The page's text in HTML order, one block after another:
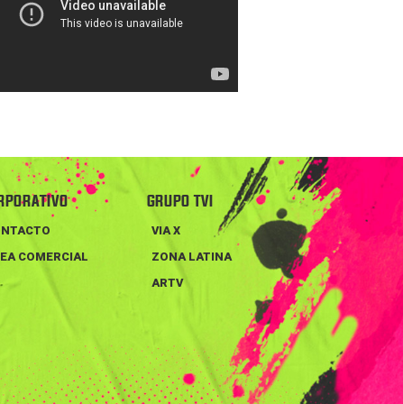
COMERCIAL
GRUPO TVI
VIA X
ZONA LATINA
ARTV